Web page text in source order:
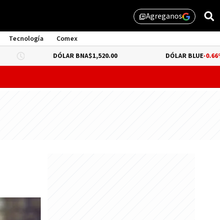
library_addAgreganos
Tecnología
Comex
DÓLAR BNA $1,520.00 DÓLAR BLUE-0.66% $1,530.00